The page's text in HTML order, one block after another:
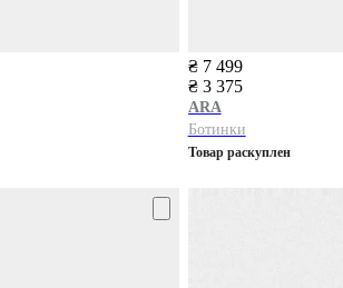
₴ 7 499
₴ 3 375
ARA
Ботинки
Товар раскуплен